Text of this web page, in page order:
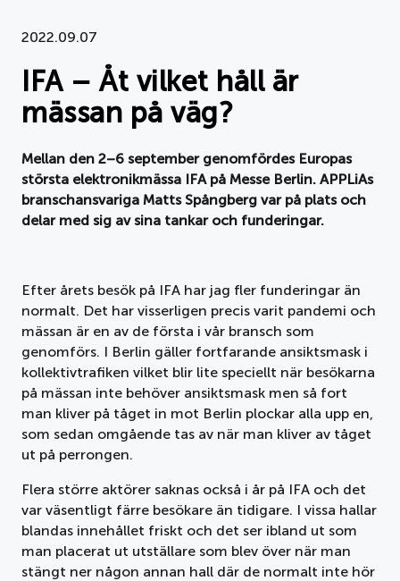
Om APPLiA
Medlemmar
Pressrum
Nyheter
2022.09.07
IFA – Åt vilket håll är
mässan på väg?
Mellan den 2–6 september genomfördes Europas
största elektronikmässa IFA på Messe Berlin. APPLiAs
branschansvariga Matts Spångberg var på plats och
delar med sig av sina tankar och funderingar.
Efter årets besök på IFA har jag fler funderingar än
normalt. Det har visserligen precis varit pandemi och
mässan är en av de första i vår bransch som
genomförs. I Berlin gäller fortfarande ansiktsmask i
kollektivtrafiken vilket blir lite speciellt när besökarna
på mässan inte behöver ansiktsmask men så fort
man kliver på tåget in mot Berlin plockar alla upp en,
som sedan omgående tas av när man kliver av tåget
ut på perrongen.
Flera större aktörer saknas också i år på IFA och det
var väsentligt färre besökare än tidigare. I vissa hallar
blandas innehållet friskt och det ser ibland ut som
man placerat ut utställare som blev över när man
stängt ner någon annan hall där de normalt inte hör